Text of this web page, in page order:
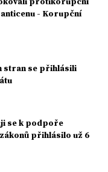
- Korupční
stran se přihlásili
se k podpoře
přihlásilo už 6